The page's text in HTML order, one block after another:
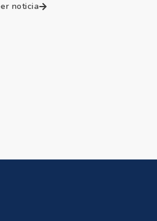
noticia